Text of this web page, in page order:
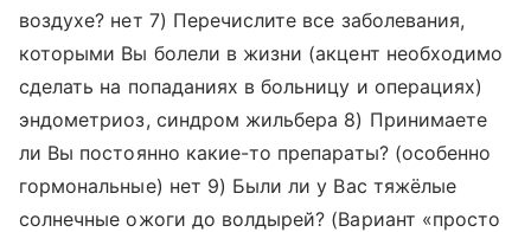
воздухе? нет 7) Перечислите все заболевания,
которыми Вы болели в жизни (акцент необходимо
сделать на попаданиях в больницу и операциях)
эндометриоз, синдром жильбера 8) Принимаете
ли Вы постоянно какие-то препараты? (особенно
гормональные) нет 9) Были ли у Вас тяжёлые
солнечные ожоги до волдырей? (Вариант «просто